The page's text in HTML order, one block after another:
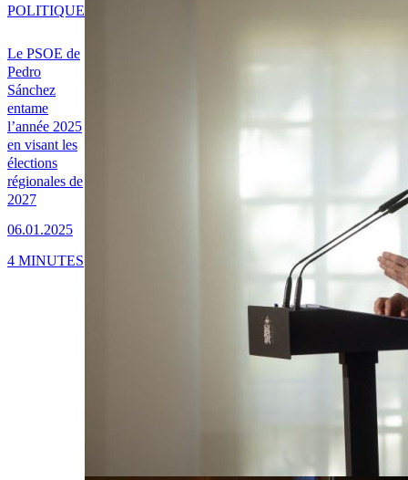
Le PSOE de
Pedro
Sánchez
entame
l’année 2025
en visant les
élections
régionales de
2027
06.01.2025
POLITIQUE
4 MINUTES